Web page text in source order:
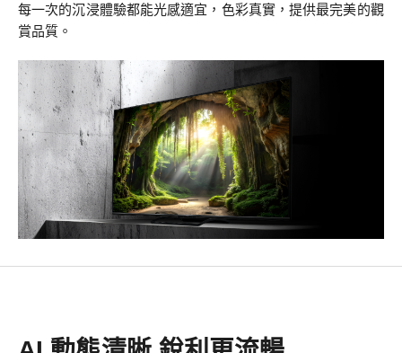
每一次的沉浸體驗都能光感適宜，色彩真實，提供最完美的觀
賞品質。